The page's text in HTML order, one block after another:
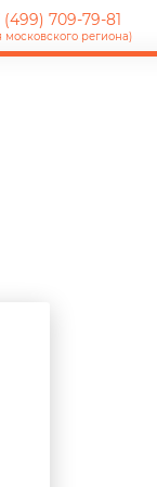
(499) 709-79-81
московского региона)